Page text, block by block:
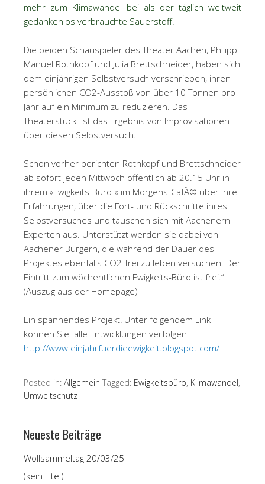
mehr zum Klimawandel bei als der täglich weltweit
gedankenlos verbrauchte Sauerstoff.
Die beiden Schauspieler des Theater Aachen, Philipp
Manuel Rothkopf und Julia Brettschneider, haben sich
dem einjährigen Selbstversuch verschrieben, ihren
persönlichen CO2-Ausstoß von über 10 Tonnen pro
Jahr auf ein Minimum zu reduzieren. Das
Theaterstück ist das Ergebnis von Improvisationen
über diesen Selbstversuch.
Schon vorher berichten Rothkopf und Brettschneider
ab sofort jeden Mittwoch öffentlich ab 20.15 Uhr in
ihrem »Ewigkeits-Büro « im Mörgens-CafÃ© über ihre
Erfahrungen, über die Fort- und Rückschritte ihres
Selbstversuches und tauschen sich mit Aachenern
Experten aus. Unterstützt werden sie dabei von
Aachener Bürgern, die während der Dauer des
Projektes ebenfalls CO2-frei zu leben versuchen. Der
Eintritt zum wöchentlichen Ewigkeits-Büro ist frei.“
(Auszug aus der Homepage)
Ein spannendes Projekt! Unter folgendem Link
können Sie alle Entwicklungen verfolgen
http://www.einjahrfuerdieewigkeit.blogspot.com/
Posted in: Allgemein Tagged: Ewigkeitsbüro, Klimawandel,
Umweltschutz
Neueste Beiträge
Wollsammeltag 20/03/25
(kein Titel)